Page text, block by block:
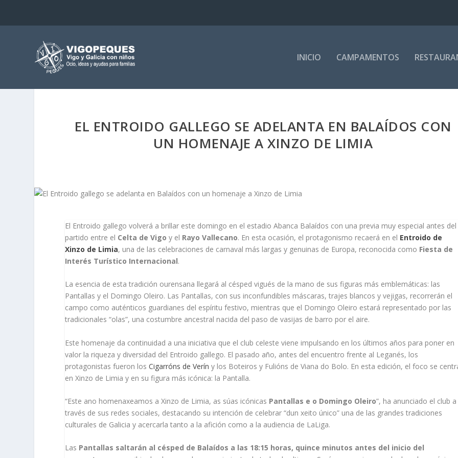
INICIO CAMPAMENTOS
EL ENTROIDO GALLEGO SE ADELANTA EN BALAÍDOS CON
UN HOMENAJE A XINZO DE LIMIA
El Entroido gallego volverá a brillar este domingo en el estadio Abanca Balaídos con una previa muy especial antes del
partido entre el Celta de Vigo y el Rayo Vallecano. En esta ocasión, el protagonismo recaerá en el Entroido de
Xinzo de Limia, una de las celebraciones de carnaval más largas y genuinas de Europa, reconocida como Fiesta de
Interés Turístico Internacional.
La esencia de esta tradición ourensana llegará al césped vigués de la mano de sus figuras más emblemáticas: las
Pantallas y el Domingo Oleiro. Las Pantallas, con sus inconfundibles máscaras, trajes blancos y vejigas, recorrerán el
campo como auténticos guardianes del espíritu festivo, mientras que el Domingo Oleiro estará representado por las
tradicionales “olas”, una costumbre ancestral nacida del paso de vasijas de barro por el aire.
Este homenaje da continuidad a una iniciativa que el club celeste viene impulsando en los últimos años para poner en
valor la riqueza y diversidad del Entroido gallego. El pasado año, antes del encuentro frente al Leganés, los
protagonistas fueron los Cigarróns de Verín y los Boteiros y Fulións de Viana do Bolo. En esta edición, el foco se
en Xinzo de Limia y en su figura más icónica: la Pantalla.
“Este ano homenaxeamos a Xinzo de Limia, as súas icónicas Pantallas e o Domingo Oleiro”, ha anunciado el club a
través de sus redes sociales, destacando su intención de celebrar “dun xeito único” una de las grandes tradiciones
culturales de Galicia y acercarla tanto a la afición como a la audiencia de LaLiga.
Las Pantallas saltarán al césped de Balaídos a las 18:15 horas, quince minutos antes del inicio del